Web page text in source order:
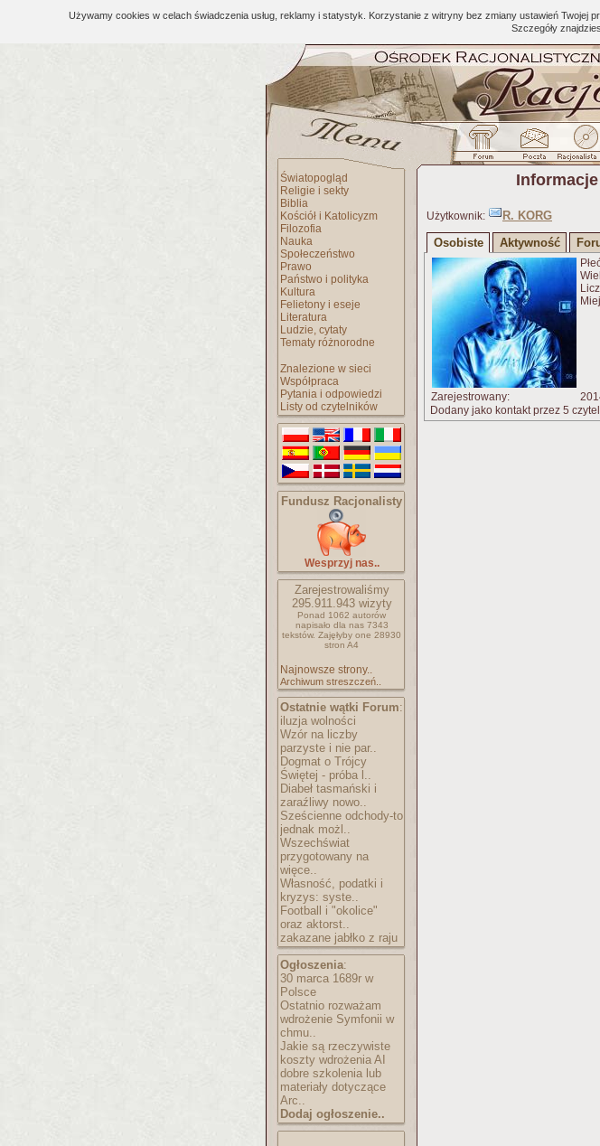
Używamy cookies w celach świadczenia usług, reklamy i statystyk. Korzystanie z witryny bez zmiany ustawień
Szczegóły
Światopogląd
Religie i sekty
Biblia
Kościół i Katolicyzm
Filozofia
Nauka
Społeczeństwo
Prawo
Państwo i polityka
Kultura
Felietony i eseje
Literatura
Ludzie, cytaty
Tematy różnorodne
Znalezione w sieci
Współpraca
Pytania i odpowiedzi
Listy od czytelników
Fundusz Racjonalisty
Wesprzyj nas..
Zarejestrowaliśmy
295.911.943wizyty
Ponad 1062 autorów
napisało dla nas 7343
tekstów. Zajęłyby one 28930
stron A4
Najnowsze strony..
Archiwum streszczeń..
Ostatnie wątki Forum:
iluzja wolności
Wzór na liczby
parzyste i nie par..
Dogmat o Trójcy
Świętej - próba l..
Diabeł tasmański i
zaraźliwy nowo..
Sześcienne odchody-to
jednak możl..
Wszechświat
przygotowany na
więce..
Własność, podatki i
kryzys: syste..
Football i "okolice"
oraz aktorst..
zakazane jabłko z raju
Ogłoszenia:
30 marca 1689r w
Polsce
Ostatnio rozważam
wdrożenie Symfonii w
chmu..
Jakie są rzeczywiste
koszty wdrożenia AI
dobre szkolenia lub
materiały dotyczące
Arc..
Dodaj ogłoszenie..
Użytkownik:
R. KORG
Osobiste
Aktywność
Zarejestrowany:
Dodany jako kontakt przez 5